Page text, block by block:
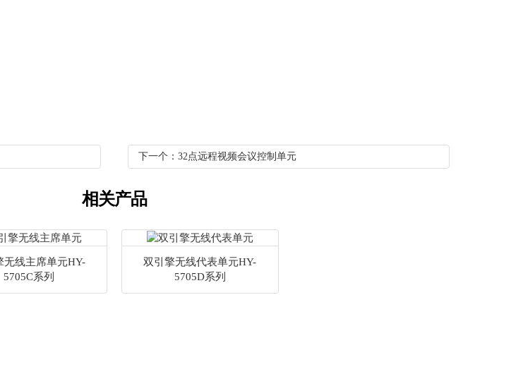
下一个：32点远程视频会议控制单元
相关产品
无线主席单元HY-
5705C系列
双引擎无线代表单元HY-
5705D系列